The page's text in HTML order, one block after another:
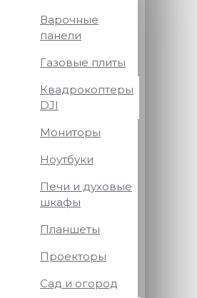
Варочные
панели
Газовые плиты
Квадрокоптеры
DJI
Мониторы
Ноутбуки
Печи и духовые
шкафы
Планшеты
Проекторы
Сад и огород